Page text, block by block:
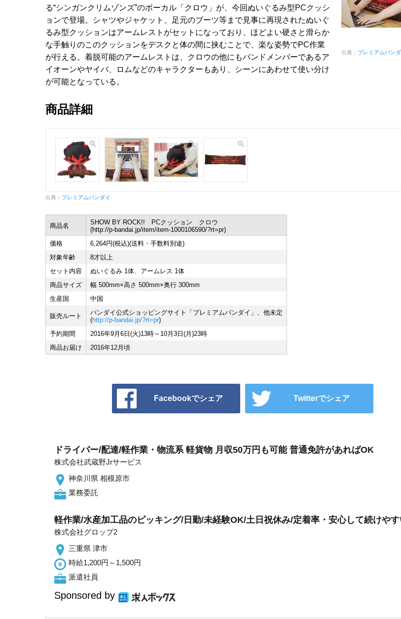
出典： プレミアムバンダ
る“シンガンクリムゾンズ”のボーカル「クロウ」が、今回ぬいぐるみ型PCクッシ
ョンで登場。シャツやジャケット、足元のブーツ等まで見事に再現されたぬいぐ
るみ型クッションはアームレストがセットになっており、ほどよい硬さと滑らか
な手触りのこのクッションをデスクと体の間に挟むことで、楽な姿勢でPC作業
が行える。着脱可能のアームレストは、クロウの他にもバンドメンバーであるア
イオーンやヤイバ、ロムなどのキャラクターもあり、シーンにあわせて使い分け
が可能となっている。
商品詳細
出典： プレミアムバンダイ
商品名
SHOW BY ROCK!! PCクッション クロウ
(http://p-bandai.jp/item/item-1000106590/?rt=pr)
価格
6,264円(税込)(送料・手数料別途)
対象年齢
8才以上
セット内容
ぬいぐるみ 1体、アームレス 1体
商品サイズ
幅 500mm×高さ 500mm×奥行 300mm
生産国
中国
販売ルート
バンダイ公式ショッピングサイト「プレミアムバンダイ」、他未定
(http://p-bandai.jp/?rt=pr)
予約期間
2016年9月6日(火)13時～10月3日(月)23時
商品お届け
2016年12月頃
Facebookでシェア Twitterでシェア
ドライバー/配達/軽作業・物流系 軽貨物 月収50万円も可能 普通免許があればOK
株式会社武蔵野Jrサービス
神奈川県 相模原市
業務委託
軽作業/水産加工品のピッキング/日勤/未経験OK/土日祝休み/定着率・安心して続けや
株式会社グロップ2
三重県 津市
時給1,200円～1,500円
派遣社員
Sponsored by